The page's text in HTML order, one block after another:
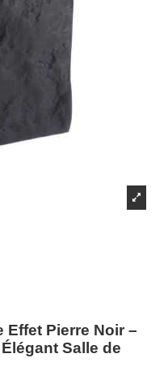
Effet Pierre Noir –
Salle de